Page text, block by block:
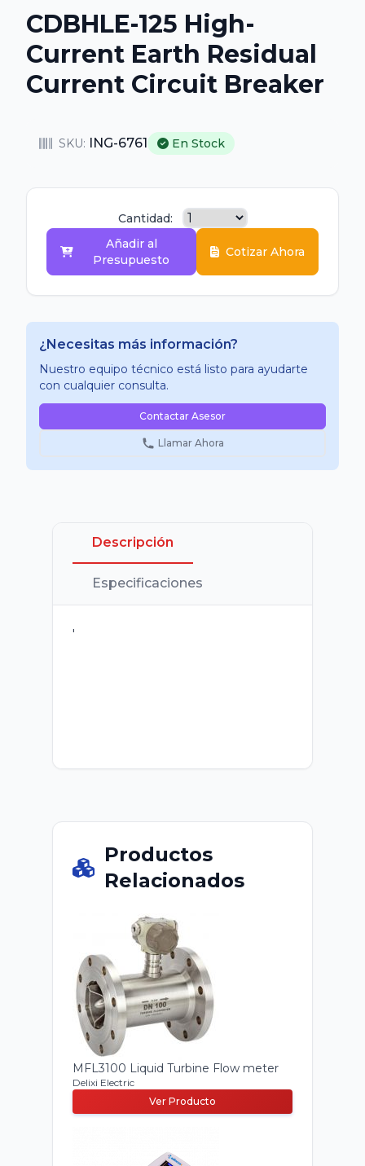
CDBHLE-125 High-
Current Earth Residual
Current Circuit Breaker
SKU: ING-6761 En Stock
Cantidad:
Añadir al
Presupuesto
Cotizar Ahora
¿Necesitas más información?
Nuestro equipo técnico está listo para ayudarte
con cualquier consulta.
Contactar Asesor
Llamar Ahora
Descripción
Especificaciones
'
Productos
Relacionados
MFL3100 Liquid Turbine Flow meter
Delixi Electric
Ver Producto